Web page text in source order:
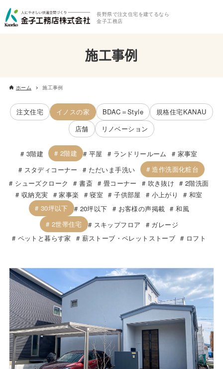
長野県で注文住宅を建てるなら
金子工務店
施工事例
ホーム 施工事例
注文住宅 イノスの家 BDAC＝Style
規格住宅KANAU
店舗
リノベーション
3階建 2階建 平屋 ランドリールーム
家事室
スタディコーナー
ただいま手洗い
造作洗面化粧台
シューズクローク
書斎 畳コーナー 吹き抜け
2階洗面
収納充実
家事楽 寝室 子供部屋 小上がり
和室
30坪以下
20坪以下 お客様の声掲載
和風
2世帯住宅
スキップフロア
ガレージ
ペットと暮らす家
薪ストーブ・ペレットストーブ ロフト